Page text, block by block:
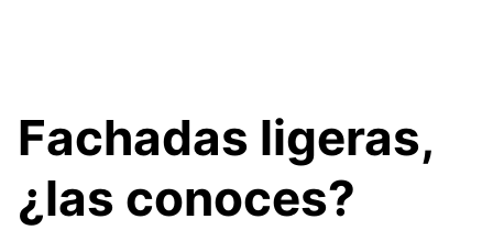
Fachadas ligeras,
¿las conoces?